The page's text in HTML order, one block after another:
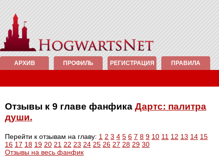
АРХИВ ПРОФИЛЬ РЕГИСТРАЦИЯ ПРАВИЛА
Отзывы к 9 главе фанфика Дартс: палитра
души.
Перейти к отзывам на главу: 1 2 3 4 5 6 7 8 9 10 11 12 13 14 15
16 17 18 19 20 21 22 23 24 25 26 27 28 29 30
Отзывы на весь фанфик